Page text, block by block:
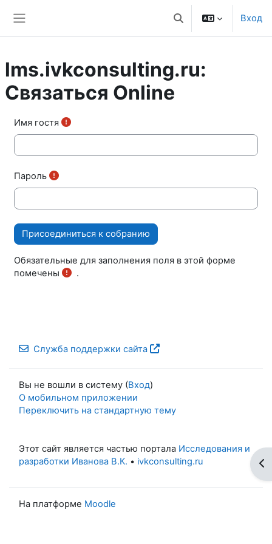
Изменить данныеВход
lms.ivkconsulting.ru:
Связаться Online
Имя гостя
Пароль
Обязательные для заполнения поля в этой форме
помечены
.
Служба поддержки сайта
Вы не вошли в систему (Вход)
О мобильном приложении
Переключить на стандартную тему
Этот сайт является частью портала Исследования и
разработки Иванова В.К. • ivkconsulting.ru
На платформе Moodle